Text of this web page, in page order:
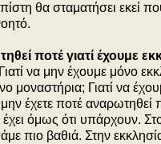
θα σταματήσει εκεί
ποτέ γιατί έχουμε
Γιατί να μην έχουμε μόνο
μοναστήρια; Γιατί να
έχετε ποτέ αναρωτηθεί
όμως ότι υπάρχουν.
πιο βαθιά. Στην